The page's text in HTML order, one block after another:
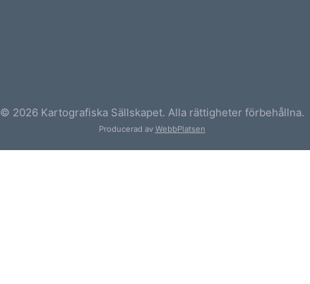
© 2026 Kartografiska Sällskapet. Alla rättigheter förbehållna.
Producerad av WebbPlatsen